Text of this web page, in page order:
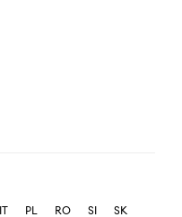
IT PL RO SI SK